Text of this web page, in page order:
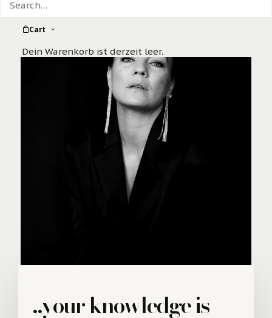
Cart
Dein Warenkorb ist derzeit leer.
„your knowledge is